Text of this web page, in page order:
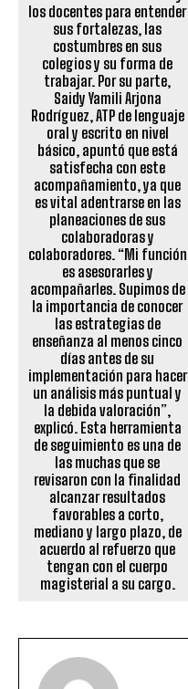
los docentes para entender
sus fortalezas, las
costumbres en sus
colegios y su forma de
trabajar. Por su parte,
Saidy Yamili Arjona
Rodríguez, ATP de lenguaje
oral y escrito en nivel
básico, apuntó que está
satisfecha con este
acompañamiento, ya que
es vital adentrarse en las
planeaciones de sus
colaboradoras y
colaboradores. “Mi función
es asesorarles y
acompañarles. Supimos de
la importancia de conocer
las estrategias de
enseñanza al menos cinco
días antes de su
implementación para hacer
un análisis más puntual y
la debida valoración”,
explicó. Esta herramienta
de seguimiento es una de
las muchas que se
revisaron con la finalidad
alcanzar resultados
favorables a corto,
mediano y largo plazo, de
acuerdo al refuerzo que
tengan con el cuerpo
magisterial a su cargo.